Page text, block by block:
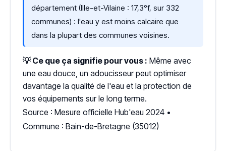
département (Ille-et-Vilaine : 17,3°f, sur 332
communes) : l'eau y est moins calcaire que
dans la plupart des communes voisines.
💡 Ce que ça signifie pour vous : Même avec
une eau douce, un adoucisseur peut optimiser
davantage la qualité de l'eau et la protection de
vos équipements sur le long terme.
Source : Mesure officielle Hub'eau 2024 •
Commune : Bain-de-Bretagne (35012)